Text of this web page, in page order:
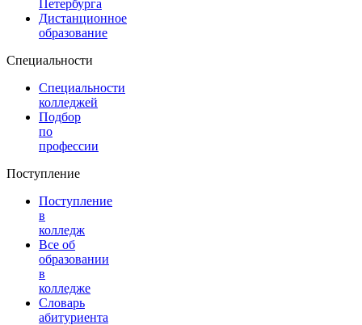
Петербурга
Дистанционное
образование
Специальности
Специальности
колледжей
Подбор
по
профессии
Поступление
Поступление
в
колледж
Все об
образовании
в
колледже
Словарь
абитуриента